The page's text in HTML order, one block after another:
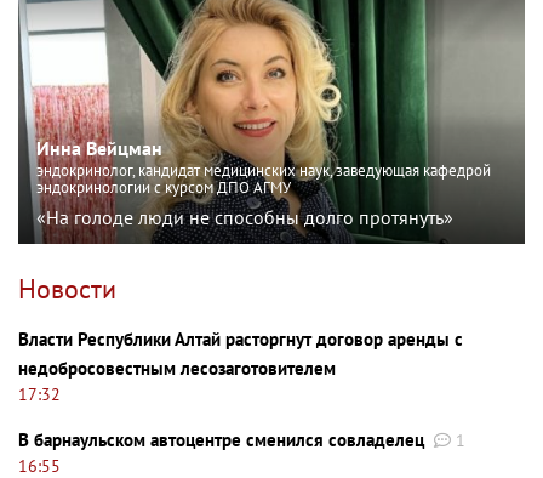
Инна Вейцман
эндокринолог, кандидат медицинских наук, заведующая кафедрой
эндокринологии с курсом ДПО АГМУ
«На голоде люди не способны долго протянуть»
Новости
Власти Республики Алтай расторгнут договор аренды с
недобросовестным лесозаготовителем
17:32
В барнаульском автоцентре сменился совладелец
1
16:55